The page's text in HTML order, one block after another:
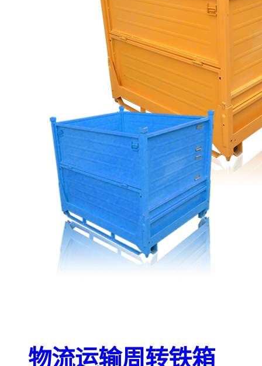
物流运输周转铁箱